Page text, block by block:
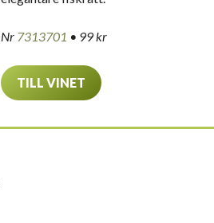
Nr 7313701 • 99 kr
TILL VINET